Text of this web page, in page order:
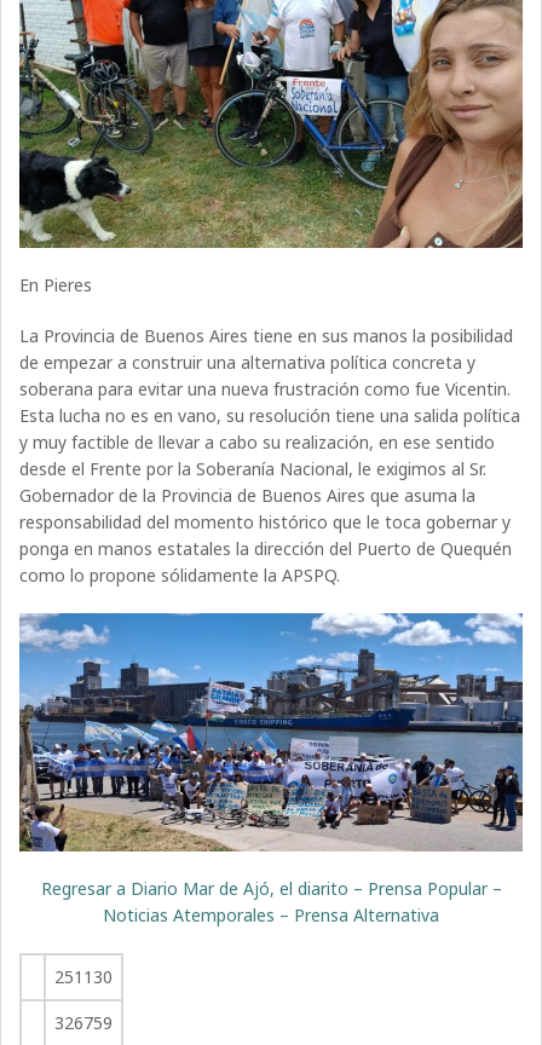
En Pieres
La Provincia de Buenos Aires tiene en sus manos la posibilidad
de empezar a construir una alternativa política concreta y
soberana para evitar una nueva frustración como fue Vicentin.
Esta lucha no es en vano, su resolución tiene una salida política
y muy factible de llevar a cabo su realización, en ese sentido
desde el Frente por la Soberanía Nacional, le exigimos al Sr.
Gobernador de la Provincia de Buenos Aires que asuma la
responsabilidad del momento histórico que le toca gobernar y
ponga en manos estatales la dirección del Puerto de Quequén
como lo propone sólidamente la APSPQ.
Regresar a Diario Mar de Ajó, el diarito – Prensa Popular –
Noticias Atemporales – Prensa Alternativa
251130
326759